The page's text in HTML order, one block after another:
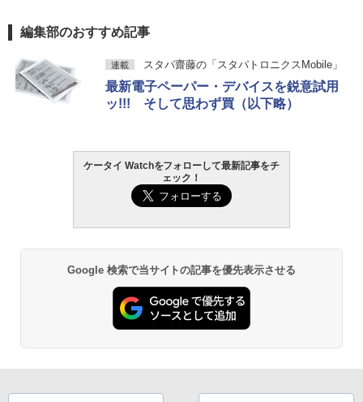
編集部のおすすめ記事
連載 スタパ齋藤の「スタパトロニクスMobile」
最新電子ペーパー・デバイスを鋭意試用
ッ!!! そして思わず買（以下略）
ケータイ Watchをフォローして最新記事をチ
ェック！
Google 検索で当サイトの記事を優先表示させる